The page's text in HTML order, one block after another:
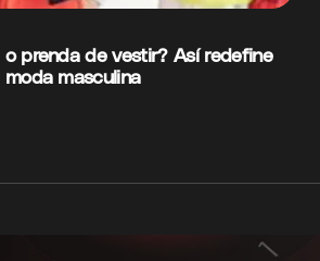
prenda de vestir? Así redefine
masculina